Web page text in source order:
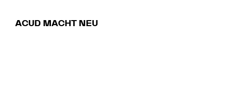
ACUD MACHT NEU